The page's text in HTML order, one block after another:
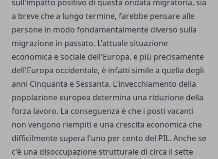
sull'impatto positivo di questa ondata migratoria, sia
a breve che a lungo termine, farebbe pensare alle
persone in modo fondamentalmente diverso sulla
migrazione in passato. L'attuale situazione
economica e sociale dell'Europa, e più precisamente
dell'Europa occidentale, è infatti simile a quella degli
anni Cinquanta e Sessanta. L'invecchiamento della
popolazione europea determina una riduzione della
forza lavoro. La conseguenza è che i posti vacanti
non vengono riempiti e una crescita economica che
difficilmente supera l'uno per cento del PIL. Anche se
c'è una disoccupazione strutturale di circa il sette